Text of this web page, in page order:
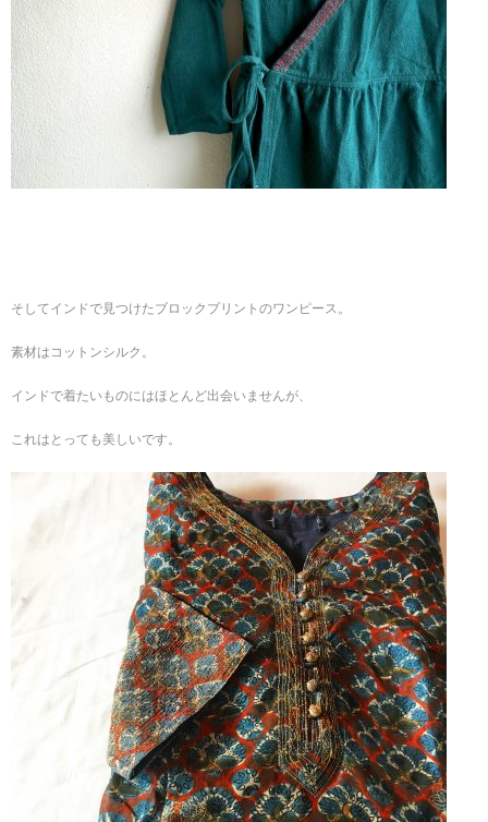
そしてインドで見つけたブロックプリントのワンピース。
素材はコットンシルク。
インドで着たいものにはほとんど出会いませんが、
これはとっても美しいです。